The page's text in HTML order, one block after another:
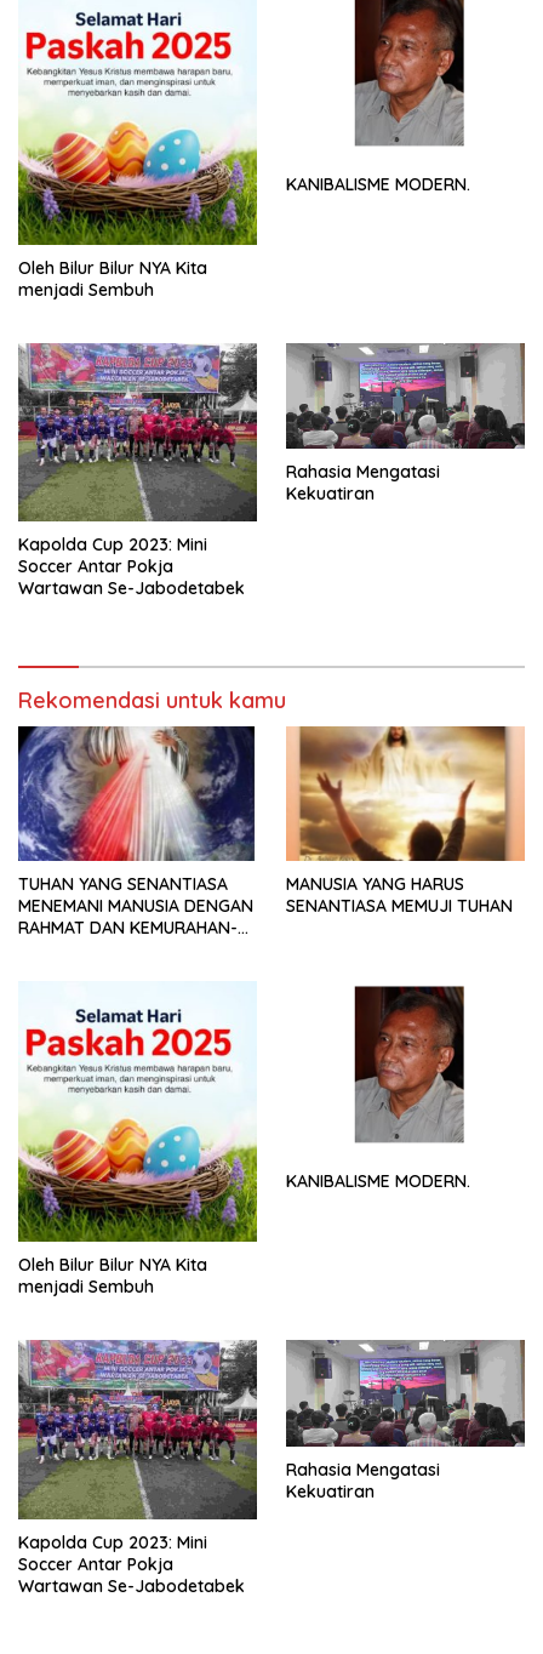
Oleh Bilur Bilur NYA Kita
menjadi Sembuh
KANIBALISME MODERN.
Kapolda Cup 2023: Mini
Soccer Antar Pokja
Wartawan Se-Jabodetabek
Rahasia Mengatasi
Kekuatiran
Rekomendasi untuk kamu
TUHAN YANG SENANTIASA
MENEMANI MANUSIA DENGAN
RAHMAT DAN KEMURAHAN-
MANUSIA YANG HARUS
SENANTIASA MEMUJI TUHAN
Oleh Bilur Bilur NYA Kita
menjadi Sembuh
KANIBALISME MODERN.
Kapolda Cup 2023: Mini
Soccer Antar Pokja
Wartawan Se-Jabodetabek
Rahasia Mengatasi
Kekuatiran